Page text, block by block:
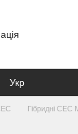
Укр
Гібридні СЕС